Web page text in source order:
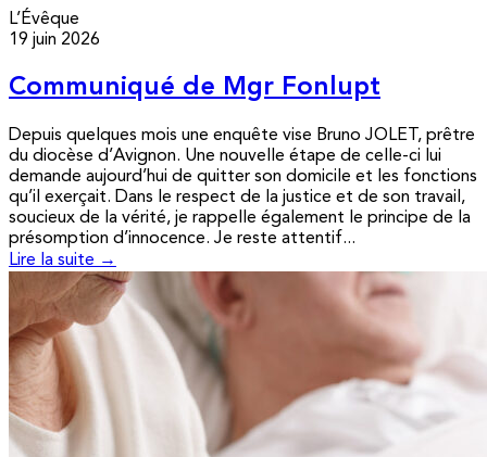
L’Évêque
19 juin 2026
Communiqué de Mgr Fonlupt
Depuis quelques mois une enquête vise Bruno JOLET, prêtre
du diocèse d’Avignon. Une nouvelle étape de celle-ci lui
demande aujourd’hui de quitter son domicile et les fonctions
qu’il exerçait. Dans le respect de la justice et de son travail,
soucieux de la vérité, je rappelle également le principe de la
présomption d’innocence. Je reste attentif...
Lire la suite →